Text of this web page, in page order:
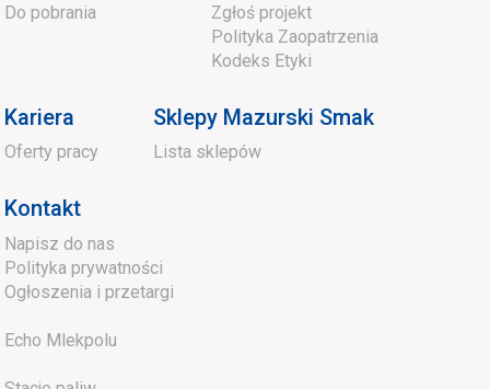
Do pobrania
Zgłoś projekt
Polityka Zaopatrzenia
Kodeks Etyki
Kariera
Oferty pracy
Sklepy Mazurski Smak
Lista sklepów
Kontakt
Napisz do nas
Polityka prywatności
Ogłoszenia i przetargi
Echo Mlekpolu